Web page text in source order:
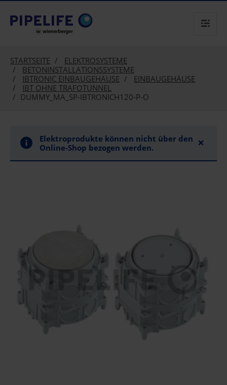
text.skipToContent
text.skipToNavigation
STARTSEITE
ELEKTROSYSTEME
BETONINSTALLATIONSSYSTEME
IBTRONIC EINBAUGEHÄUSE
EINBAUGEHÄUSE
IBT OHNE TRAFOTUNNEL
DUMMY_MA_SP-IBTRONICH120-P-O
Elektroprodukte können nicht über den
Online-Shop bezogen werden.
×